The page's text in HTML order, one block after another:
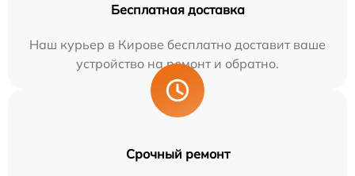
Бесплатная доставка
Наш курьер в Кирове бесплатно доставит ваше
устройство на ремонт и обратно.
Срочный ремонт